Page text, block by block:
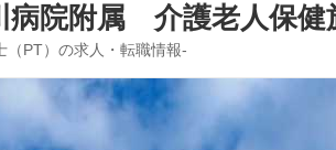
病院附属 介護老人保健
（PT）の求人・転職情報-